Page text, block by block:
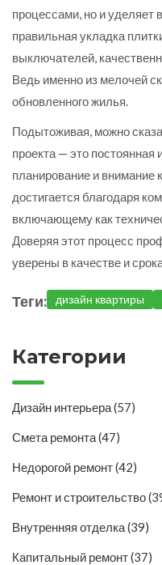
процессами, но и уделяет
правильная укладка
выключателей,
Ведь именно из мелочей
обновленного жилья.
Подытоживая, можно
проекта — это постоянная
планирование и внимание
достигается благодаря
включающему как
Доверяя этот процесс
уверены в качестве и
Теги: дизайн квартиры
Категории
Дизайн интерьера(57)
Смета ремонта(47)
Недорогой ремонт(42)
Ремонт и строительство
Внутренняя отделка(39)
Капитальный ремонт(37)